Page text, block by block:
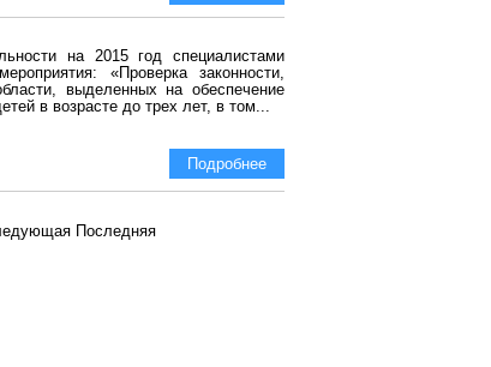
на 2015 год специалистами
«Проверка законности,
выделенных на обеспечение
в возрасте до трех лет, в том...
Подробнее
Последняя